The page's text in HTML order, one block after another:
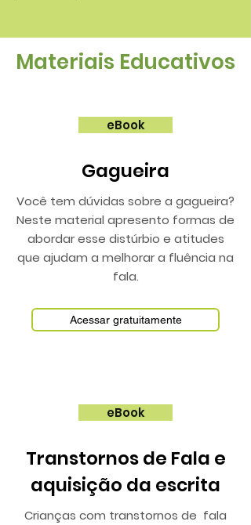
Materiais Educativos
eBook
Gagueira
Você tem dúvidas sobre a gagueira?
Neste material apresento formas de
abordar esse distúrbio e atitudes
que ajudam a melhorar a fluência na
fala.
Acessar gratuitamente
eBook
Transtornos de Fala e
aquisição da escrita
Crianças com transtornos de fala